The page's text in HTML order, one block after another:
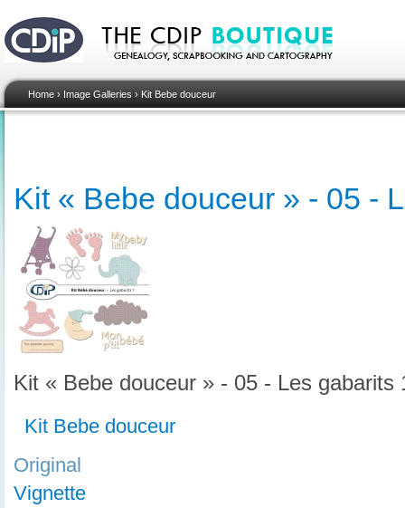
Home › Image Galleries › Kit Bebe douceur
Kit « Bebe douceur » - 05 -
Kit « Bebe douceur » - 05 - Les gabarits
Kit Bebe douceur
Original
Vignette